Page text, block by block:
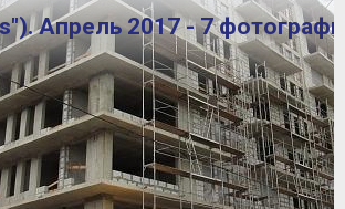
Апрель 2017 - 7